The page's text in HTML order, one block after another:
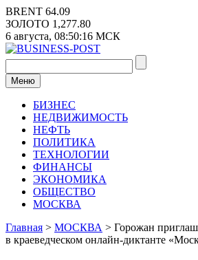
Перейти
к
содержимому
BRENT 64.09
ЗОЛОТО 1,277.80
6 августа, 08:50:16 МСК
Меню
БИЗНЕС
НЕДВИЖИМОСТЬ
НЕФТЬ
ПОЛИТИКА
ТЕХНОЛОГИИ
ФИНАНСЫ
ЭКОНОМИКА
ОБЩЕСТВО
МОСКВА
Главная > МОСКВА > Горожан
в краеведческом онлайн-диктанте